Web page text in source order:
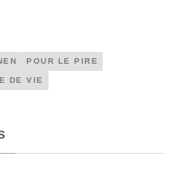
POUR LE PIRE
DE VIE